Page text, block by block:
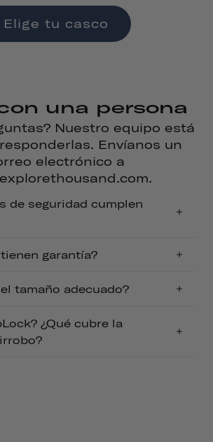
Elige tu casco
una persona
Nuestro equipo está
Envíanos un
electrónico a
de seguridad cumplen
garantía?
tamaño adecuado?
¿Qué cubre la